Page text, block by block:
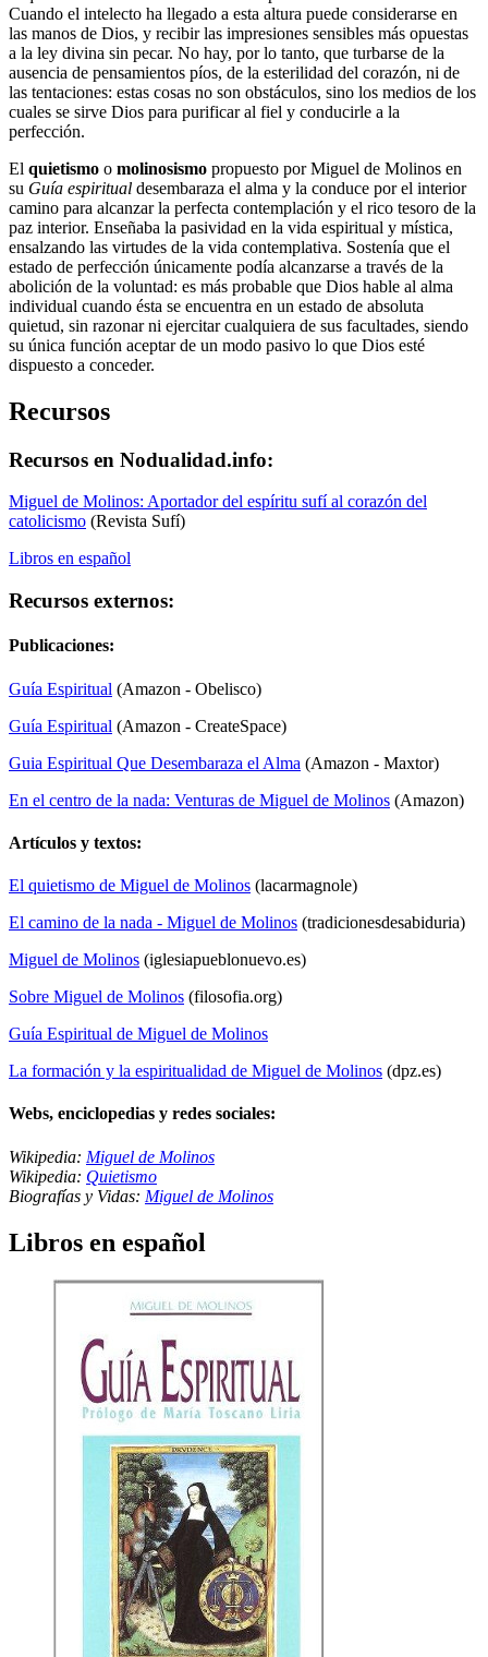
Cuando el intelecto ha llegado a esta altura puede considerarse en
las manos de Dios, y recibir las impresiones sensibles más opuestas
a la ley divina sin pecar. No hay, por lo tanto, que turbarse de la
ausencia de pensamientos píos, de la esterilidad del corazón, ni de
las tentaciones: estas cosas no son obstáculos, sino los medios de los
cuales se sirve Dios para purificar al fiel y conducirle a la
perfección.
El quietismo o molinosismo propuesto por Miguel de Molinos en
su Guía espiritual desembaraza el alma y la conduce por el interior
camino para alcanzar la perfecta contemplación y el rico tesoro de la
paz interior. Enseñaba la pasividad en la vida espiritual y mística,
ensalzando las virtudes de la vida contemplativa. Sostenía que el
estado de perfección únicamente podía alcanzarse a través de la
abolición de la voluntad: es más probable que Dios hable al alma
individual cuando ésta se encuentra en un estado de absoluta
quietud, sin razonar ni ejercitar cualquiera de sus facultades, siendo
su única función aceptar de un modo pasivo lo que Dios esté
dispuesto a conceder.
Recursos
Recursos en Nodualidad.info:
Miguel de Molinos: Aportador del espíritu sufí al corazón del
catolicismo (Revista Sufí)
Libros en español
Recursos externos:
Publicaciones:
Guía Espiritual (Amazon - Obelisco)
Guía Espiritual (Amazon - CreateSpace)
Guia Espiritual Que Desembaraza el Alma (Amazon - Maxtor)
En el centro de la nada: Venturas de Miguel de Molinos (Amazon)
Artículos y textos:
El quietismo de Miguel de Molinos (lacarmagnole)
El camino de la nada - Miguel de Molinos (tradicionesdesabiduria)
Miguel de Molinos (iglesiapueblonuevo.es)
Sobre Miguel de Molinos (filosofia.org)
Guía Espiritual de Miguel de Molinos
La formación y la espiritualidad de Miguel de Molinos (dpz.es)
Webs, enciclopedias y redes sociales:
Wikipedia: Miguel de Molinos
Wikipedia: Quietismo
Biografías y Vidas: Miguel de Molinos
Libros en español